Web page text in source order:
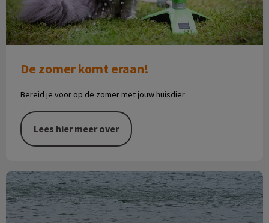
De zomer komt eraan!
Bereid je voor op de zomer met jouw huisdier
Lees hier meer over
Nieuwsbrief juli 2023